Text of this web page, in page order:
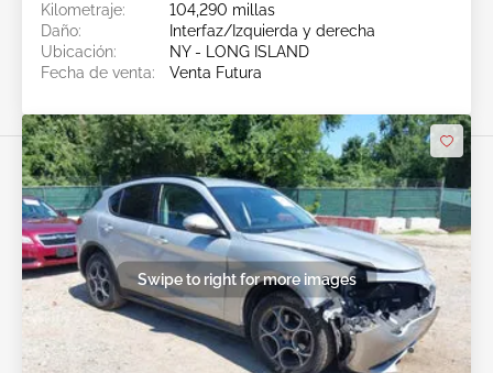
Kilometraje:
104,290 millas
Daño:
Interfaz/Izquierda y derecha
Ubicación:
NY - LONG ISLAND
Fecha de venta:
Venta Futura
Swipe to right for more images